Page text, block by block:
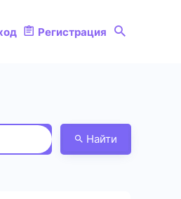
Регистрация
Найти